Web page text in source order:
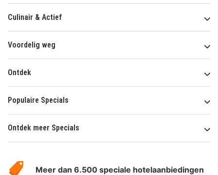
Culinair & Actief
Voordelig weg
Ontdek
Populaire Specials
Ontdek meer Specials
HotelSpecials
Meer dan 6.500 speciale hotelaanbiedingen